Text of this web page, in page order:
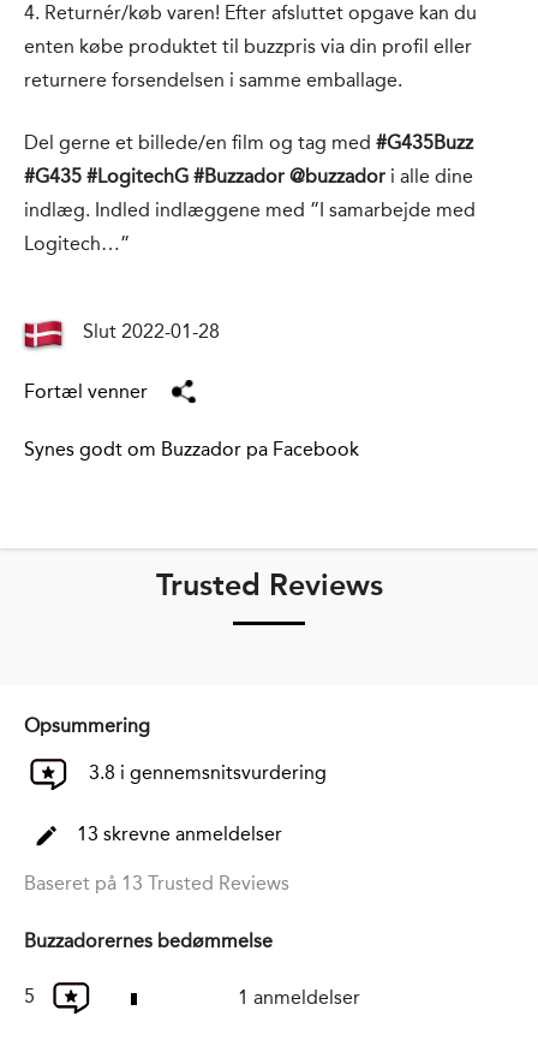
4. Returnér/køb varen! Efter afsluttet opgave kan du
enten købe produktet til buzzpris via din profil eller
returnere forsendelsen i samme emballage.
Del gerne et billede/en film og tag med #G435Buzz
#G435 #LogitechG #Buzzador @buzzador i alle dine
indlæg. Indled indlæggene med ”I samarbejde med
Logitech…”
Slut 2022-01-28
Fortæl venner
Synes godt om Buzzador pa Facebook
Trusted Reviews
Opsummering
3.8 i gennemsnitsvurdering
13 skrevne anmeldelser
Baseret på 13 Trusted Reviews
Buzzadorernes bedømmelse
5 1 anmeldelser